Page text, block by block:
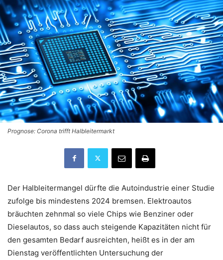
Prognose: Corona trifft Halbleitermarkt
Der Halbleitermangel dürfte die Autoindustrie einer Studie
zufolge bis mindestens 2024 bremsen. Elektroautos
bräuchten zehnmal so viele Chips wie Benziner oder
Dieselautos, so dass auch steigende Kapazitäten nicht für
den gesamten Bedarf ausreichten, heißt es in der am
Dienstag veröffentlichten Untersuchung der